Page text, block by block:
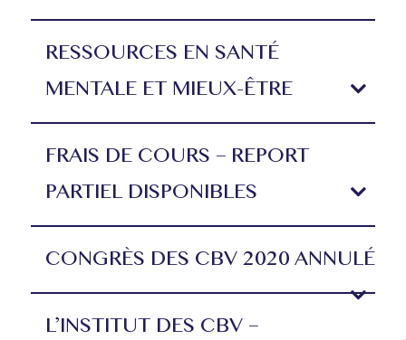
RESSOURCES EN SANTÉ
MENTALE ET MIEUX-ÊTRE
FRAIS DE COURS – REPORT
PARTIEL DISPONIBLES
CONGRÈS DES CBV 2020 ANNULÉ
L’INSTITUT DES CBV –